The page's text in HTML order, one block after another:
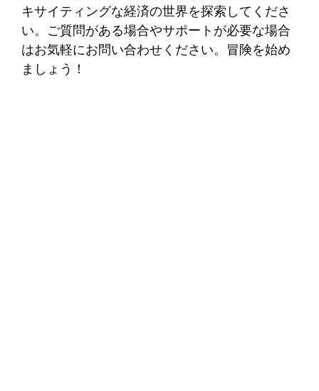
キサイティングな経済の世界を探索してくださ
い。ご質問がある場合やサポートが必要な場合
はお気軽にお問い合わせください。冒険を始め
ましょう！